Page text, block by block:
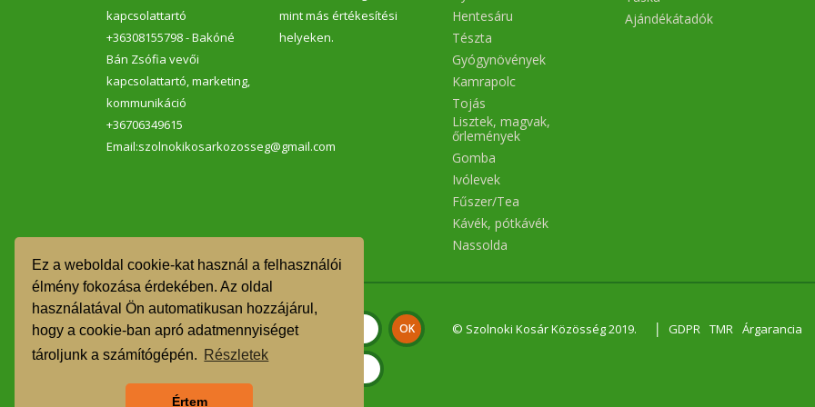
Ez a weboldal cookie-kat használ a felhasználói
élmény fokozása érdekében. Az oldal
használatával Ön automatikusan hozzájárul,
hogy a cookie-ban apró adatmennyiséget
tároljunk a számítógépén. Részletek
Értem
5,3 g többszörösen telítetlen
kapcsolattartó
+36308155798 - Bakóné
Bán Zsófia vevői
kapcsolattartó, marketing,
kommunikáció
+36706349615
Email:szolnokikosarkozosseg@gmail.com
mint más értékesítési
helyeken.
Hentesáru
Tészta
Gyógynövények
Kamrapolc
Tojás
Lisztek, magvak,
őrlemények
Gomba
Ivólevek
Fűszer/Tea
Kávék, pótkávék
Nassolda
Ajándékátadók
Szeretnék feliratkozni a hírlevélre.
© Szolnoki Kosár Közösség 2019. | GDPR TMR Árgarancia